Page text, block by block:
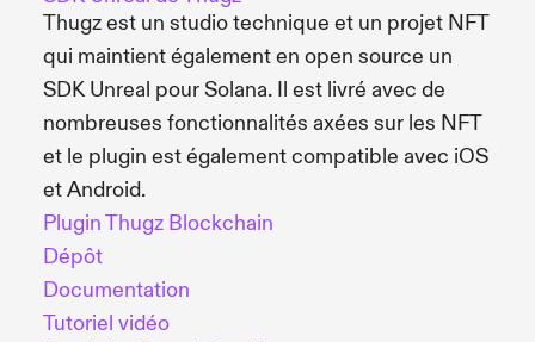
Thugz est un studio technique et un projet NFT
qui maintient également en open source un
SDK Unreal pour Solana. Il est livré avec de
nombreuses fonctionnalités axées sur les NFT
et le plugin est également compatible avec iOS
et Android.
Plugin Thugz Blockchain
Dépôt
Documentation
Tutoriel vidéo